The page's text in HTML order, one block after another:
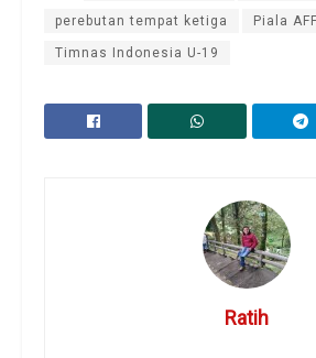
perebutan tempat ketiga Piala
Timnas Indonesia U-19
Ratih